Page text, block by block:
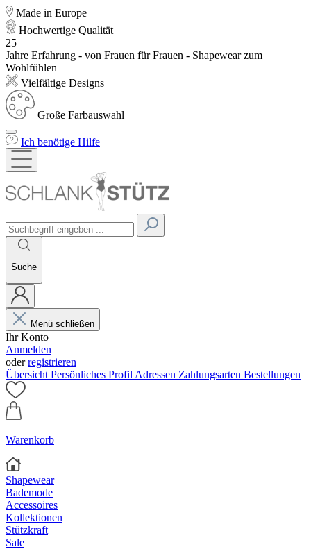
Made in Europe
Hochwertige Qualität
25
Jahre Erfahrung - von Frauen für Frauen - Shapewear zum
Wohlfühlen
Vielfältige Designs
Große Farbauswahl
Ich benötige Hilfe
Suche
Menü schließen
Ihr Konto
Anmelden
oderregistrieren
Übersicht Persönliches Profil Adressen Zahlungsarten Bestellungen
Warenkorb
Shapewear
Bademode
Accessoires
Kollektionen
Stützkraft
Sale